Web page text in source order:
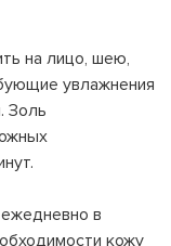
на лицо, шею,
увлажнения
Золь
в
кожу